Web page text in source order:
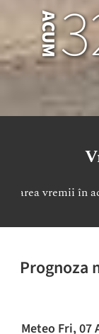
în
Prognoza
Meteo Fri, 07